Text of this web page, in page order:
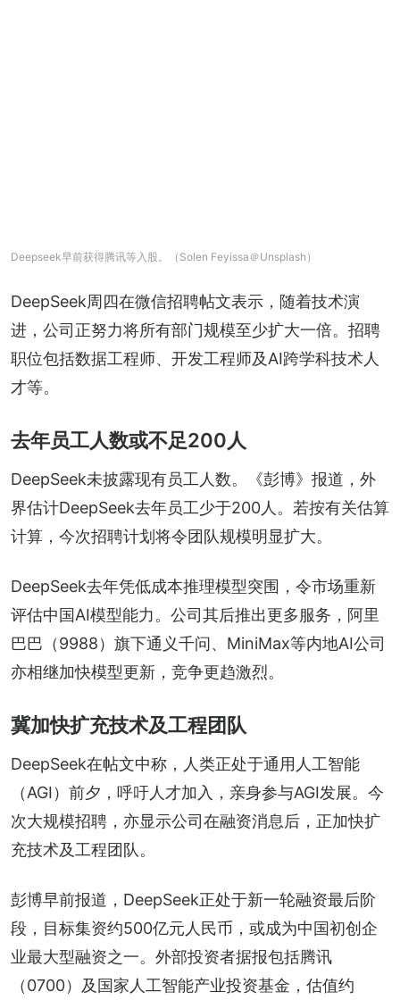
Deepseek早前获得腾讯等入股。（Solen Feyissa＠Unsplash）
DeepSeek周四在微信招聘帖文表示，随着技术演
进，公司正努力将所有部门规模至少扩大一倍。招聘
职位包括数据工程师、开发工程师及AI跨学科技术人
才等。
去年员工人数或不足200人
DeepSeek未披露现有员工人数。《彭博》报道，外
界估计DeepSeek去年员工少于200人。若按有关估算
计算，今次招聘计划将令团队规模明显扩大。
DeepSeek去年凭低成本推理模型突围，令市场重新
评估中国AI模型能力。公司其后推出更多服务，阿里
巴巴（9988）旗下通义千问、MiniMax等内地AI公司
亦相继加快模型更新，竞争更趋激烈。
冀加快扩充技术及工程团队
DeepSeek在帖文中称，人类正处于通用人工智能
（AGI）前夕，呼吁人才加入，亲身参与AGI发展。今
次大规模招聘，亦显示公司在融资消息后，正加快扩
充技术及工程团队。
彭博早前报道，DeepSeek正处于新一轮融资最后阶
段，目标集资约500亿元人民币，或成为中国初创企
业最大型融资之一。外部投资者据报包括腾讯
（0700）及国家人工智能产业投资基金，估值约